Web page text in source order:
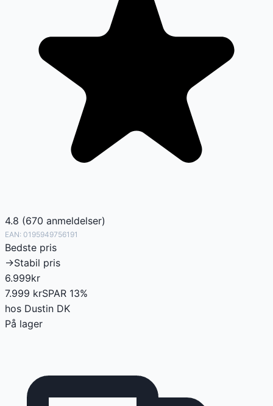
4.8 (670 anmeldelser)
EAN: 0195949756191
Bedste pris
→Stabil pris
6.999kr
7.999 krSPAR 13%
hos Dustin DK
På lager